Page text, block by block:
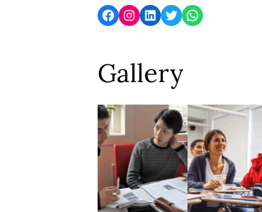
Facebook Instagram LinkedIn Twitter WhatsApp
Gallery